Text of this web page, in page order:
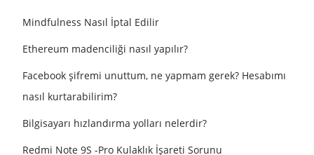
Mindfulness Nasıl İptal Edilir
Ethereum madenciliği nasıl yapılır?
Facebook şifremi unuttum, ne yapmam gerek? Hesabımı
nasıl kurtarabilirim?
Bilgisayarı hızlandırma yolları nelerdir?
Redmi Note 9S -Pro Kulaklık İşareti Sorunu